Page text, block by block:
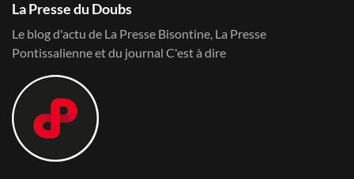
La Presse du Doubs
Le blog d'actu de La Presse Bisontine, La Presse
Pontissalienne et du journal C'est à dire